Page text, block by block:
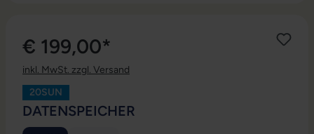
€ 199,00*
inkl. MwSt. zzgl. Versand
20SUN
DATENSPEICHER